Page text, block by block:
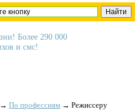
→По профессиям →Режиссеру